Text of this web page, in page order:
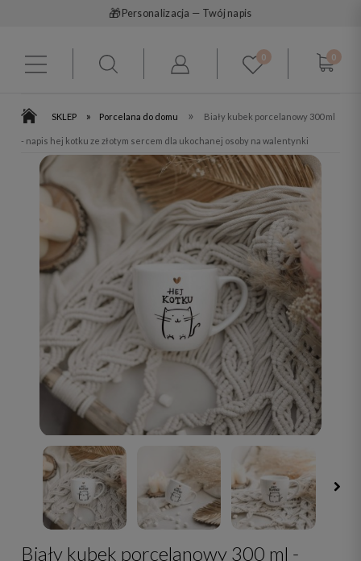
🎁 Personalizacja — Twój napis
0 0
SKLEP » Porcelana do domu » Biały kubek porcelanowy 300 ml
- napis hej kotku ze złotym sercem dla ukochanej osoby na walentynki
Biały kubek porcelanowy 300 ml -